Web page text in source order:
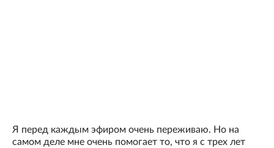
Я перед каждым эфиром очень переживаю. Но на
самом деле мне очень помогает то, что я с трех лет